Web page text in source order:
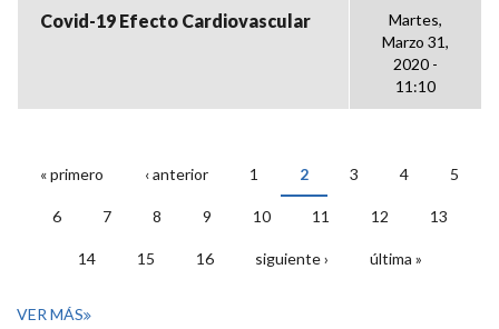
Covid-19 Efecto Cardiovascular
Martes,
Marzo 31,
2020 -
11:10
PÁGINAS
« primero ‹ anterior 1 2 3 4 5
6 7 8 9 10 11 12 13
14 15 16 siguiente › última »
VER MÁS